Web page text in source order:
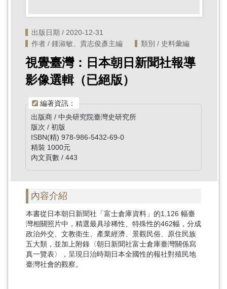
出版日期 / 2020-12-31
作者 / 鍾淑敏、貴志俊彥主編
類別 / 史料彙編
視覺臺灣：日本朝日新聞社報導
影像選輯（已絕版）
編著資訊：
出版商 / 中央研究院臺灣史研究所
版次 / 初版
ISBN(精) 978-986-5432-69-0
精裝 1000元
內文頁數 / 443
內容介紹
本書從日本朝日新聞社「富士倉庫資料」的1,126 幅臺
灣相關照片中，精選最具珍稀性、特殊性的462幅，分成
政治外交、文教衛生、產業經濟、景觀民俗、原住民族
五大類，並加上附錄〈朝日新聞社富士倉庫臺灣關係寫
真一覽表〉，呈現日治時期日本全國性的報社對殖民地
臺灣社會的觀察。